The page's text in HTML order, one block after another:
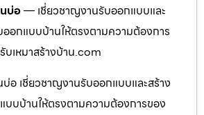
บ่อ— เชี่ยวชาญงานรับออกแบบและ
อกแบบบ้านให้ตรงตามความต้องการ
เหมาสร้างบ้าน.com
อ เชี่ยวชาญงานรับออกแบบและสร้าง
บบ้านให้ตรงตามความต้องการของ